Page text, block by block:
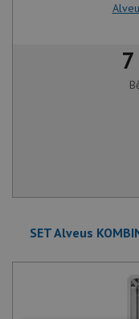
SET Alveus